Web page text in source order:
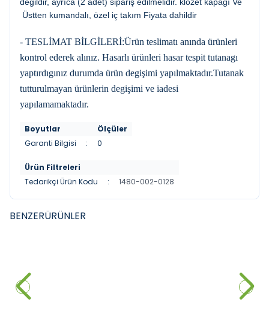
Üstten kumandalı, özel iç takım Fiyata dahildir
- TESLİMAT BİLGİLERİ:Ürün teslimatı anında ürünleri
kontrol ederek alınız. Hasarlı ürünleri hasar tespit tutanagı
yaptırdıgınız durumda ürün degişimi yapılmaktadır.Tutanak
tutturulmayan ürünlerin degişimi ve iadesi
yapılamamaktadır.
Boyutlar
Ölçüler
Garanti Bilgisi
: 0
Ürün Filtreleri
Tedarikçi Ürün Kodu
: 1480-002-0128
BENZERÜRÜNLER
17.500,00